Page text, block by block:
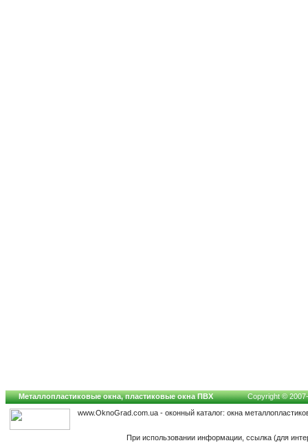
Металлопластиковые окна, пластиковые окна ПВХ
Copyright ©
www.OknoGrad.com.ua - оконный каталог: окна
При использовании информации, ссылка (для